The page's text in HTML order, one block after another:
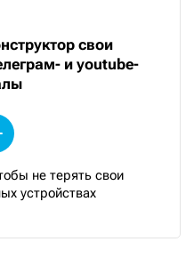
свои
и youtube-
не терять свои
устройствах